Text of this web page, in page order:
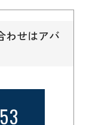
わせはアバ